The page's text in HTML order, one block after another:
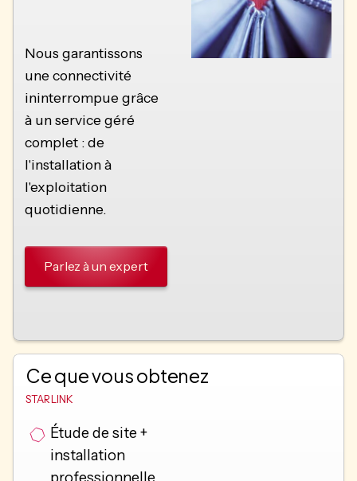
Nous garantissons
une connectivité
ininterrompue grâce
à un service géré
complet : de
l'installation à
l'exploitation
quotidienne.
Parlez à un expert
Ce que vous obtenez
STARLINK
Étude de site +
installation
professionnelle